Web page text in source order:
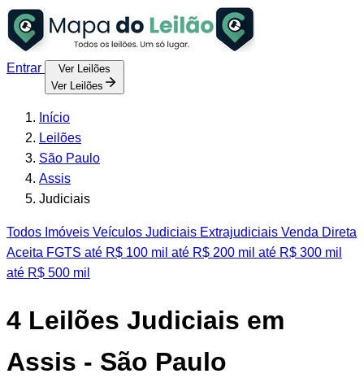
Entrar
Ver Leilões
Ver Leilões
Início
Leilões
São Paulo
Assis
Judiciais
Todos Imóveis Veículos Judiciais Extrajudiciais Venda Direta
Aceita FGTS até R$ 100 mil até R$ 200 mil até R$ 300 mil
até R$ 500 mil
4 Leilões Judiciais em
Assis - São Paulo